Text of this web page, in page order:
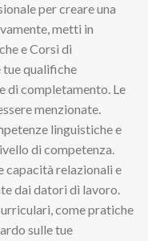
per creare una
metti in
e Corsi di
qualifiche
di completamento. Le
menzionate.
linguistiche e
di competenza.
capacità relazionali e
dai datori di lavoro.
come pratiche
sulle tue